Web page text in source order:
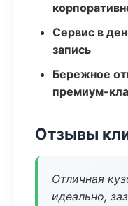
Сервис в
запись
Бережное
премиум-
Отзывы
Отличная
идеально,